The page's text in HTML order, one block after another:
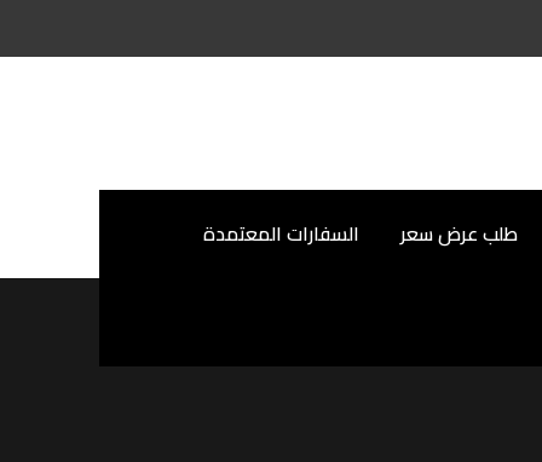
طلب عرض سعر السفارات المعتمدة